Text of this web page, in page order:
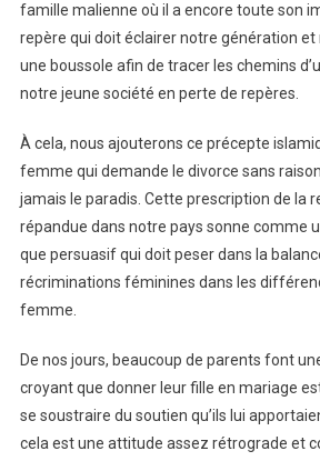
famille malienne où il a encore toute son
repère qui doit éclairer notre génération
une boussole afin de tracer les chemins
notre jeune société en perte de repères.
À cela, nous ajouterons ce précepte
femme qui demande le divorce sans
jamais le paradis. Cette prescription de la
répandue dans notre pays sonne comme
que persuasif qui doit peser dans la
récriminations féminines dans les
femme.
De nos jours, beaucoup de parents font
croyant que donner leur fille en mariage
se soustraire du soutien qu’ils lui
cela est une attitude assez rétrograde et